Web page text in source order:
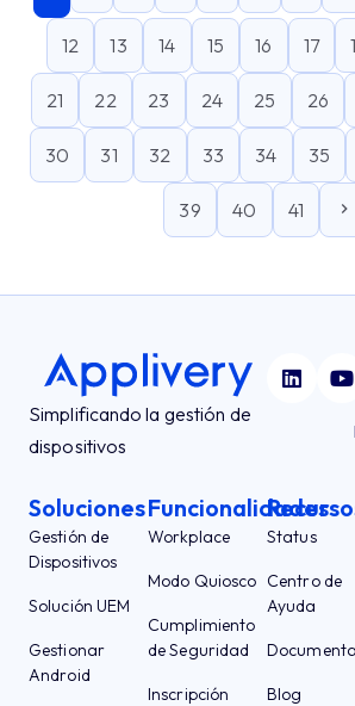
12 13 14 15 16 17
21 22 23 24 25 26
30 31 32 33 34 35
39 40 41
Simplificando la gestión de
dispositivos
Soluciones
Gestión de
Dispositivos
Solución UEM
Gestionar
Android
Funcionalidades
Workplace
Modo Quiosco
Cumplimiento
de Seguridad
Inscripción
Status
Centro de
Ayuda
Blog